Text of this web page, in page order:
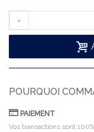
-
POURQUOI
PAIEMENT
Vos transactions sont